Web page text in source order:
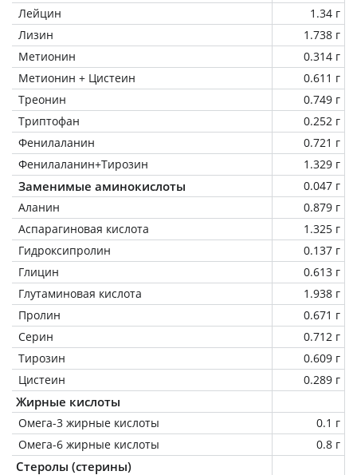
Лейцин
1.34 г
Лизин
1.738 г
Метионин
0.314 г
Метионин + Цистеин
0.611 г
Треонин
0.749 г
Триптофан
0.252 г
Фенилаланин
0.721 г
Фенилаланин+Тирозин
1.329 г
Заменимые аминокислоты
0.047 г
Аланин
0.879 г
Аспарагиновая кислота
1.325 г
Гидроксипролин
0.137 г
Глицин
0.613 г
Глутаминовая кислота
1.938 г
Пролин
0.671 г
Серин
0.712 г
Тирозин
0.609 г
Цистеин
0.289 г
Жирные кислоты
Омега-3 жирные кислоты
0.1 г
Омега-6 жирные кислоты
0.8 г
Стеролы (стерины)